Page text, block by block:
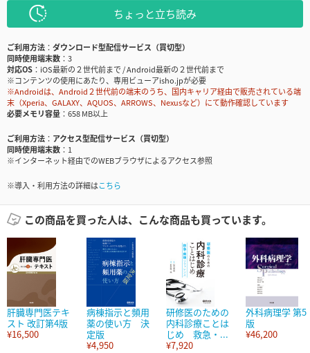
ちょっと立ち読み
ご利用方法
ダウンロード型配信サービス（買切型）
同時使用端末数
3
対応OS
iOS最新の２世代前まで / Android最新の２世代前まで
※コンテンツの使用にあたり、専用ビューアisho.jpが必要
※Androidは、Android２世代前の端末のうち、国内キャリア経由で販売されている端
末（Xperia、GALAXY、AQUOS、ARROWS、Nexusなど）にて動作確認しています
必要メモリ容量
658 MB以上
ご利用方法
アクセス型配信サービス（買切型）
同時使用端末数
1
※インターネット経由でのWEBブラウザによるアクセス参照
※導入・利用方法の詳細はこちら
この商品を買った人は、こんな商品も買っています。
肝臓専門医テキ
スト 改訂第4版
¥16,500
病棟指示と頻用
薬の使い方 決
定版
¥4,950
研修医のための
内科診療ことは
じめ 救急・...
¥7,920
外科病理学 第5
版
¥46,200